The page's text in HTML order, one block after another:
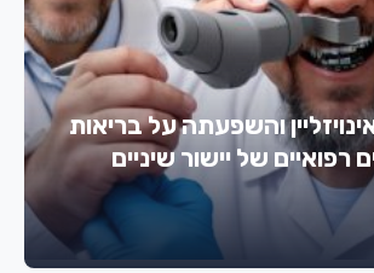
והשפעתה על בריאות
רפואיים של יישור שיניים